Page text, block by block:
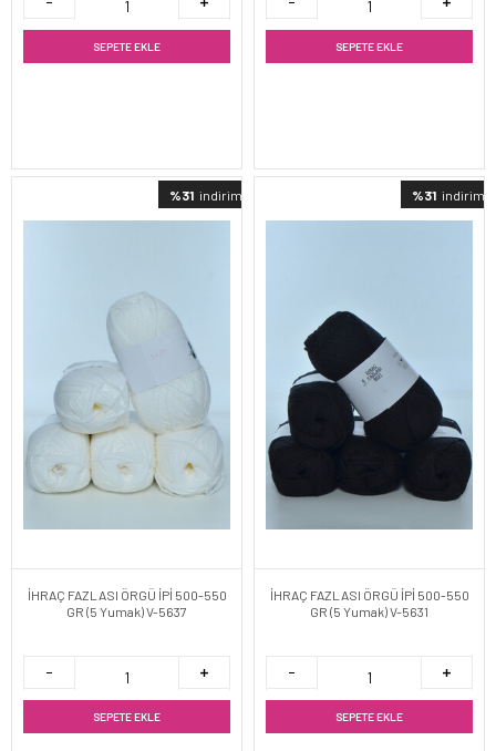
SEPETE EKLE SEPETE EKLE
%31 indirimli
İHRAÇ FAZLASI ÖRGÜ İPİ 500-550
GR (5 Yumak) V-5637
SEPETE EKLE
%31 indirimli
İHRAÇ FAZLASI ÖRGÜ İPİ 500-550
GR (5 Yumak) V-5631
SEPETE EKLE